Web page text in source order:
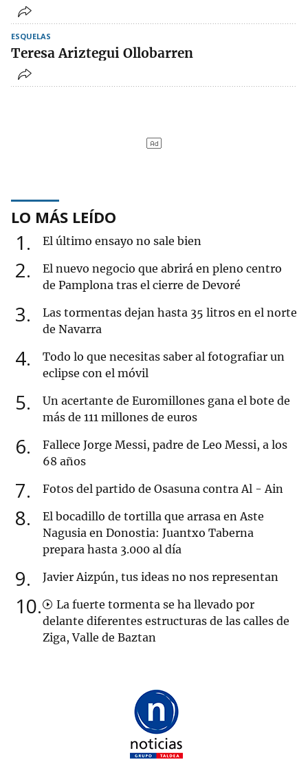
ESQUELAS
Teresa Ariztegui Ollobarren
LO MÁS LEÍDO
1 El último ensayo no sale bien
2
El nuevo negocio que abrirá en pleno centro
de Pamplona tras el cierre de Devoré
3
Las tormentas dejan hasta 35 litros en el norte
de Navarra
4
Todo lo que necesitas saber al fotografiar un
eclipse con el móvil
5
Un acertante de Euromillones gana el bote de
más de 111 millones de euros
6
Fallece Jorge Messi, padre de Leo Messi, a los
68 años
7 Fotos del partido de Osasuna contra Al - Ain
8
El bocadillo de tortilla que arrasa en Aste
Nagusia en Donostia: Juantxo Taberna
prepara hasta 3.000 al día
9 Javier Aizpún, tus ideas no nos representan
10
La fuerte tormenta se ha llevado por
delante diferentes estructuras de las calles de
Ziga, Valle de Baztan